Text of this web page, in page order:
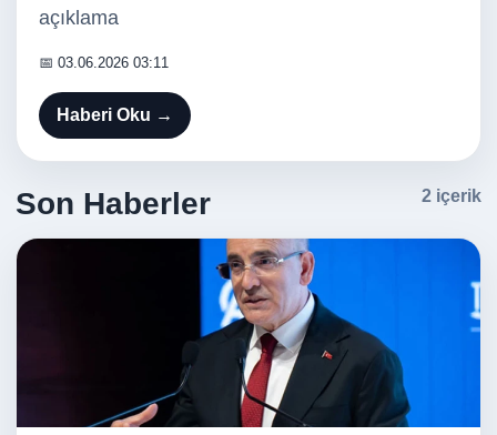
açıklama
📅 03.06.2026 03:11
Haberi Oku →
Son Haberler 2 içerik